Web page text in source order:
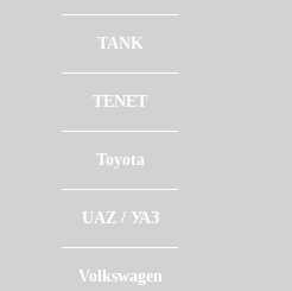
TANK
TENET
Toyota
UAZ / УАЗ
Volkswagen